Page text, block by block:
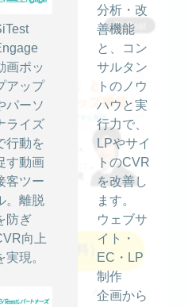
画ポッ
アップ
パーソ
ライズ
行動を
す動画
客ツー
。離脱
防ぎ
向上
実現。
分析・改
善機能
と、コン
サルタン
トのノウ
ハウと実
行力で、
LPやサイ
トのCVR
を改善し
ます。
ウェブサ
イト・
EC・LP
制作
企画から
し込む（無料）
ナライズLP」がリリー